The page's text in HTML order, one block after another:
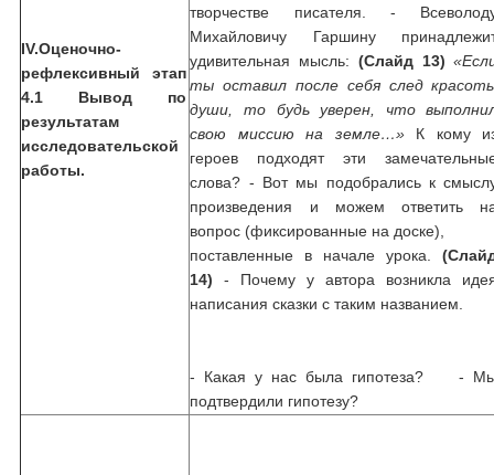
IV.Оценочно-
рефлексивный этап
4.1 Вывод по
результатам
исследовательской
работы.
творчестве писателя. -
Михайловичу Гаршину
удивительная мысль: (Слайд 13)
ты оставил после себя след
души, то будь уверен, что
свою миссию на земле…» К кому
героев подходят эти
слова? - Вот мы подобрались к
произведения и можем ответить
вопрос (фиксированные на доске),
поставленные в начале урока.
14) - Почему у автора возникла
написания сказки с таким названием.
- Какая у нас была гипотеза?
-
подтвердили гипотезу?